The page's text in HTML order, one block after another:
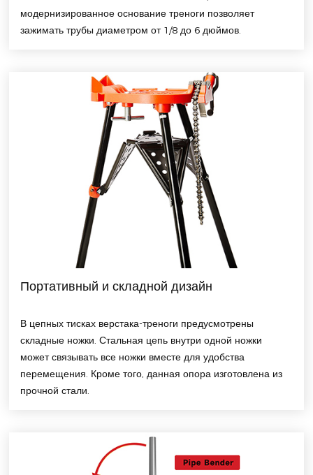
модернизированное основание треноги позволяет
зажимать трубы диаметром от 1/8 до 6 дюймов.
Портативный и складной дизайн
В цепных тисках верстака-треноги предусмотрены
складные ножки. Стальная цепь внутри одной ножки
может связывать все ножки вместе для удобства
перемещения. Кроме того, данная опора изготовлена из
прочной стали.